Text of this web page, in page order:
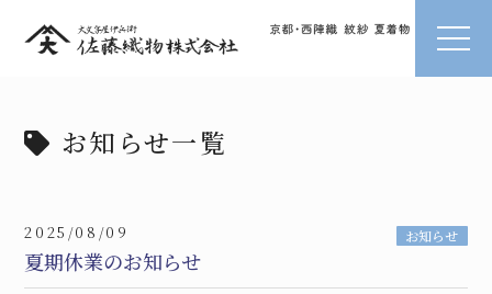
お知らせ一覧
2025/08/09 お知らせ
夏期休業のお知らせ